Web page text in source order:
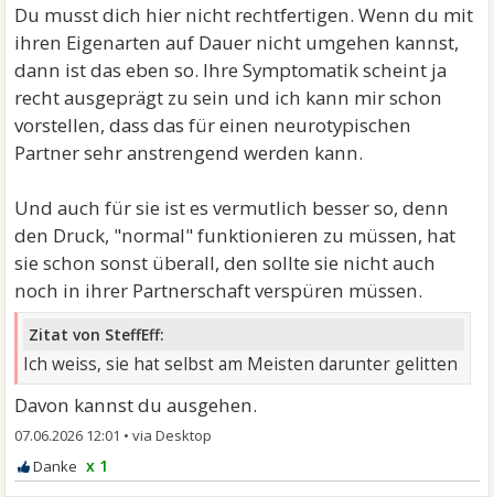
Du musst dich hier nicht rechtfertigen. Wenn du mit
ihren Eigenarten auf Dauer nicht umgehen kannst,
dann ist das eben so. Ihre Symptomatik scheint ja
recht ausgeprägt zu sein und ich kann mir schon
vorstellen, dass das für einen neurotypischen
Partner sehr anstrengend werden kann.
Und auch für sie ist es vermutlich besser so, denn
den Druck, "normal" funktionieren zu müssen, hat
sie schon sonst überall, den sollte sie nicht auch
noch in ihrer Partnerschaft verspüren müssen.
Zitat von SteffEff:
Ich weiss, sie hat selbst am Meisten darunter gelitten
Davon kannst du ausgehen.
07.06.2026 12:01 •
x 1